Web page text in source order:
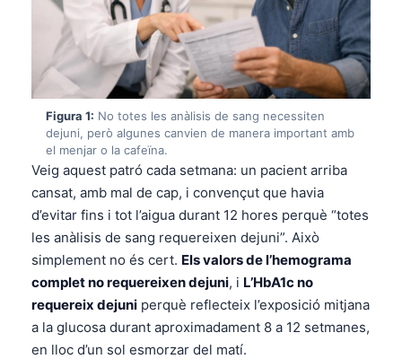
Figura 1: No totes les anàlisis de sang necessiten
dejuni, però algunes canvien de manera important amb
el menjar o la cafeïna.
Veig aquest patró cada setmana: un pacient arriba
cansat, amb mal de cap, i convençut que havia
d’evitar fins i tot l’aigua durant 12 hores perquè “totes
les anàlisis de sang requereixen dejuni”. Això
simplement no és cert. Els valors de l’hemograma
complet no requereixen dejuni, i L’HbA1c no
requereix dejuni perquè reflecteix l’exposició mitjana
a la glucosa durant aproximadament 8 a 12 setmanes,
en lloc d’un sol esmorzar del matí.